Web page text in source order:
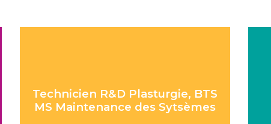
Technicien R&D Plasturgie, BTS
MS Maintenance des Sytsèmes